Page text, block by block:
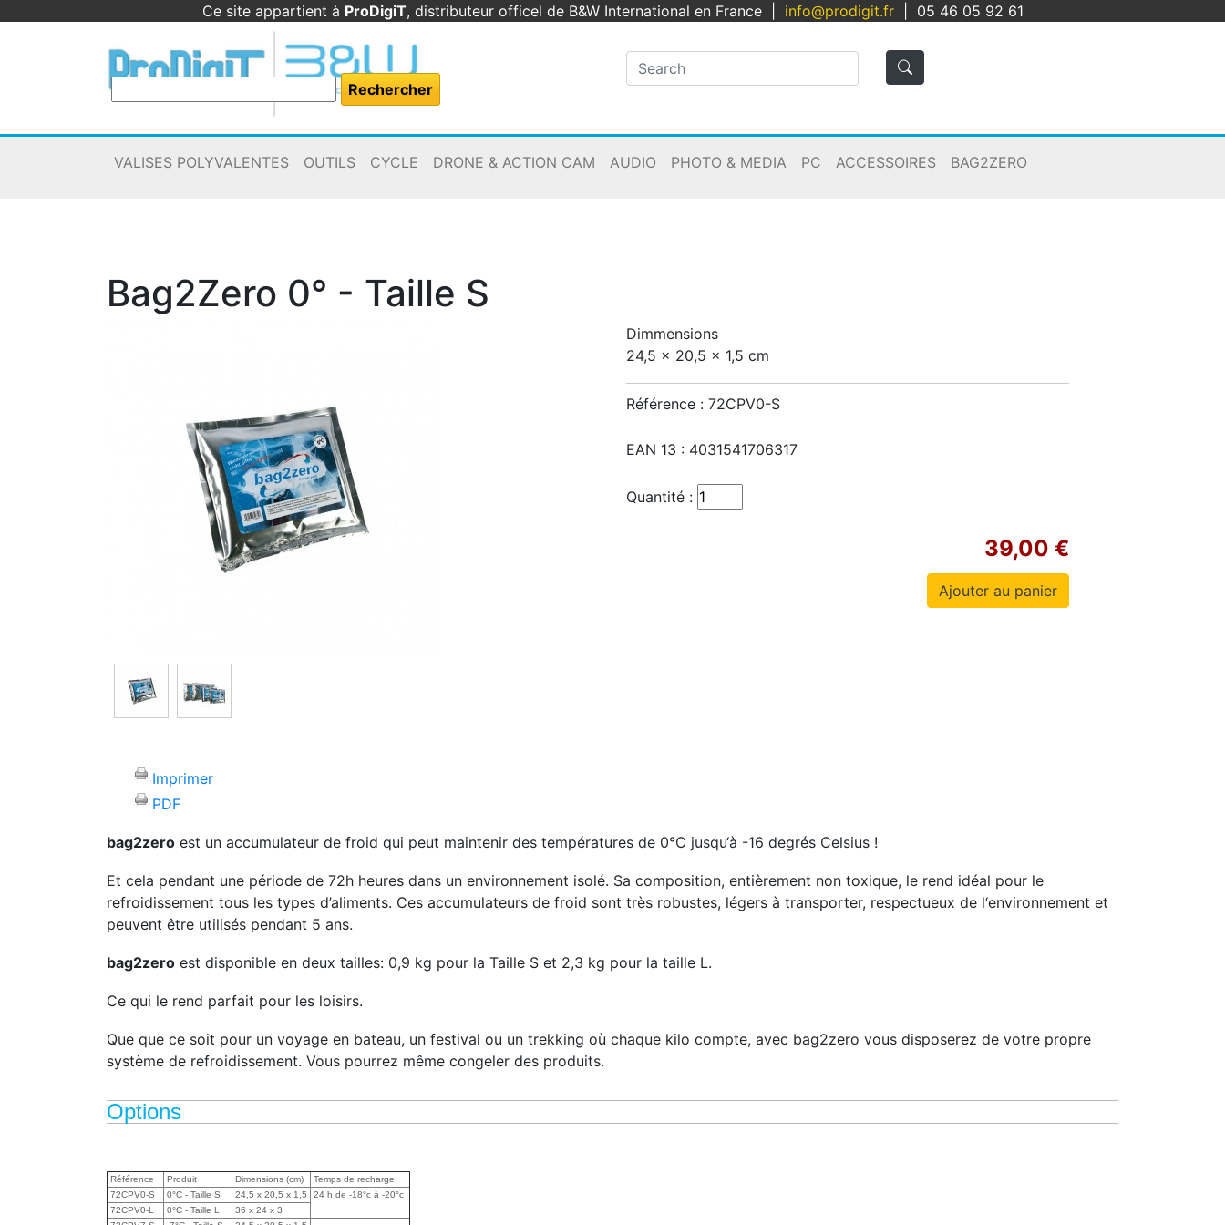
Ce site appartient à ProDigiT, distributeur officel de B&W International en France| info@prodigit.fr| 05 46 05 92 61
Panier
VALISES POLYVALENTES OUTILS CYCLE DRONE & ACTION CAM AUDIO PHOTO & MEDIA PC ACCESSOIRES BAG2ZERO
Bag2Zero 0° - Taille S
Imprimer
PDF
Dimmensions
24,5 x 20,5 x 1,5 cm
Référence : 72CPV0-S
EAN 13 : 4031541706317
Quantité :
39,00 €
bag2zero est un accumulateur de froid qui peut maintenir des températures de 0°C jusqu‘à -16 degrés Celsius !
Et cela pendant une période de 72h heures dans un environnement isolé. Sa composition, entièrement non toxique, le rend idéal pour le
refroidissement tous les types d’aliments. Ces accumulateurs de froid sont très robustes, légers à transporter, respectueux de l‘environnement et
peuvent être utilisés pendant 5 ans.
bag2zero est disponible en deux tailles: 0,9 kg pour la Taille S et 2,3 kg pour la taille L.
Ce qui le rend parfait pour les loisirs.
Que que ce soit pour un voyage en bateau, un festival ou un trekking où chaque kilo compte, avec bag2zero vous disposerez de votre propre
système de refroidissement. Vous pourrez même congeler des produits.
Options
Référence Produit Dimensions (cm)
Temps de recharge
72CPV0-S
0°C - Taille S 24,5 x 20,5 x 1,5
24 h de -18°c à -20°c
72CPV0-L
0°C - Taille L
36 x 24 x 3